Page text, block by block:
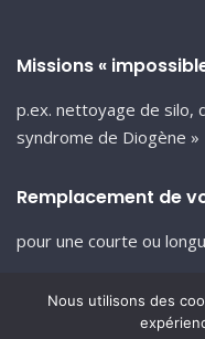
Missions «
p.ex. nettoyage de silo,
syndrome de Diogène »
Remplacement de
pour une courte ou
Nous utilisons des